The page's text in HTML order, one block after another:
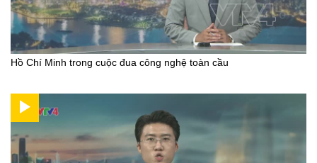
Hồ Chí Minh trong cuộc đua công nghệ toàn cầu